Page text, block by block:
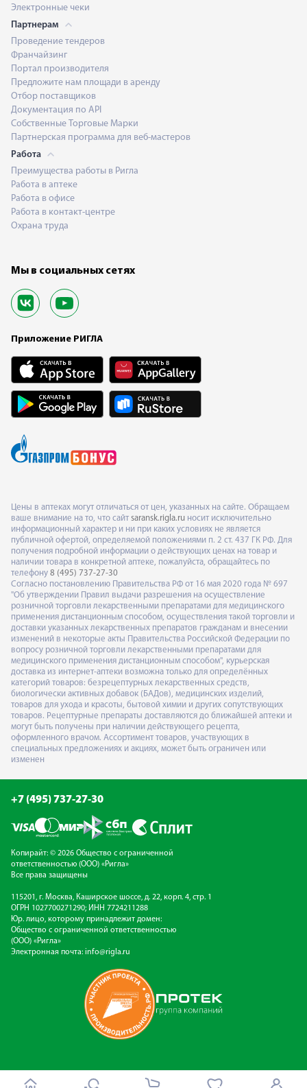
Электронные чеки
Партнерам
Проведение тендеров
Франчайзинг
Портал производителя
Предложите нам площади в аренду
Отбор поставщиков
Документация по API
Собственные Торговые Марки
Партнерская программа для веб-мастеров
Работа
Преимущества работы в Ригла
Работа в аптеке
Работа в офисе
Работа в контакт-центре
Охрана труда
Мы в социальных сетях
Приложение РИГЛА
Цены в аптеках могут отличаться от цен, указанных на сайте. Обращаем
ваше внимание на то, что сайт saransk.rigla.ru носит исключительно
информационный характер и ни при каких условиях не является
публичной офертой, определяемой положениями п. 2 ст. 437 ГК РФ. Для
получения подробной информации о действующих ценах на товар и
наличии товара в конкретной аптеке, пожалуйста, обращайтесь по
телефону 8 (495) 737-27-30
Согласно постановлению Правительства РФ от 16 мая 2020 года № 697
"Об утверждении Правил выдачи разрешения на осуществление
розничной торговли лекарственными препаратами для медицинского
применения дистанционным способом, осуществления такой торговли и
доставки указанных лекарственных препаратов гражданам и внесении
изменений в некоторые акты Правительства Российской Федерации по
вопросу розничной торговли лекарственными препаратами для
медицинского применения дистанционным способом", курьерская
доставка из интернет-аптеки возможна только для определённых
категорий товаров: безрецептурных лекарственных средств,
биологически активных добавок (БАДов), медицинских изделий,
товаров для ухода и красоты, бытовой химии и других сопутствующих
товаров. Рецептурные препараты доставляются до ближайшей аптеки и
могут быть получены при наличии действующего рецепта,
оформленного врачом. Ассортимент товаров, участвующих в
специальных предложениях и акциях, может быть ограничен или
изменен
+7 (495) 737-27-30
Копирайт: © 2026 Общество с ограниченной
ответственностью (ООО) «Ригла»
Все права защищены
115201, г. Москва, Каширское шоссе, д. 22, корп. 4, стр. 1
ОГРН 1027700271290; ИНН 7724211288
Юр. лицо, которому принадлежит домен:
Общество с ограниченной ответственностью
(ООО) «Ригла»
Электронная почта: info@rigla.ru